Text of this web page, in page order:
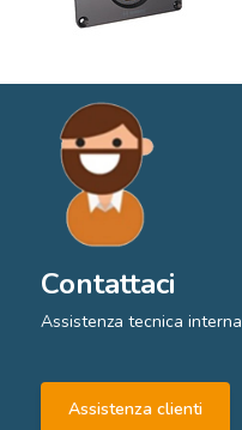
Contattaci
Assistenza tecnica interna
Assistenza clienti